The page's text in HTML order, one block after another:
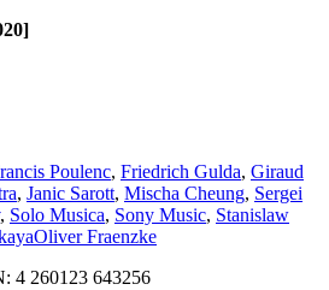
Poulenc, Friedrich Gulda, Giraud
, Janic Sarott, Mischa Cheung, Sergei
, Solo Musica, Sony Music, Stanislaw
Oliver Fraenzke
4 260123 643256